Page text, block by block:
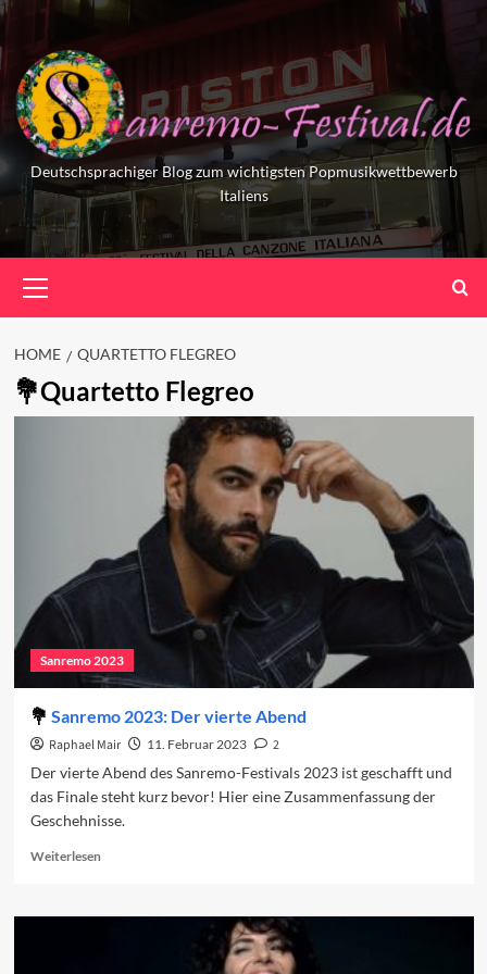
Skip
to
content
Deutschsprachiger Blog zum wichtigsten Popmusikwettbewerb
Italiens
Menu
HOME QUARTETTO FLEGREO
Quartetto Flegreo
Sanremo 2023
Sanremo 2023: Der vierte Abend
Raphael Mair 11. Februar 2023
2
Der vierte Abend des Sanremo-Festivals 2023 ist geschafft und
das Finale steht kurz bevor! Hier eine Zusammenfassung der
Geschehnisse.
WeiterlesenRead
Sanremo